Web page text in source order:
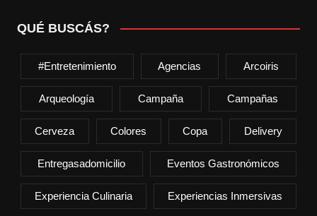
QUÉ BUSCÁS?
#entretenimiento Agencias Arcoiris
Arqueología Campaña Campañas
Cerveza Colores Copa Delivery
Entregasadomicilio Eventos Gastronómicos
Experiencia Culinaria Experiencias Inmersivas